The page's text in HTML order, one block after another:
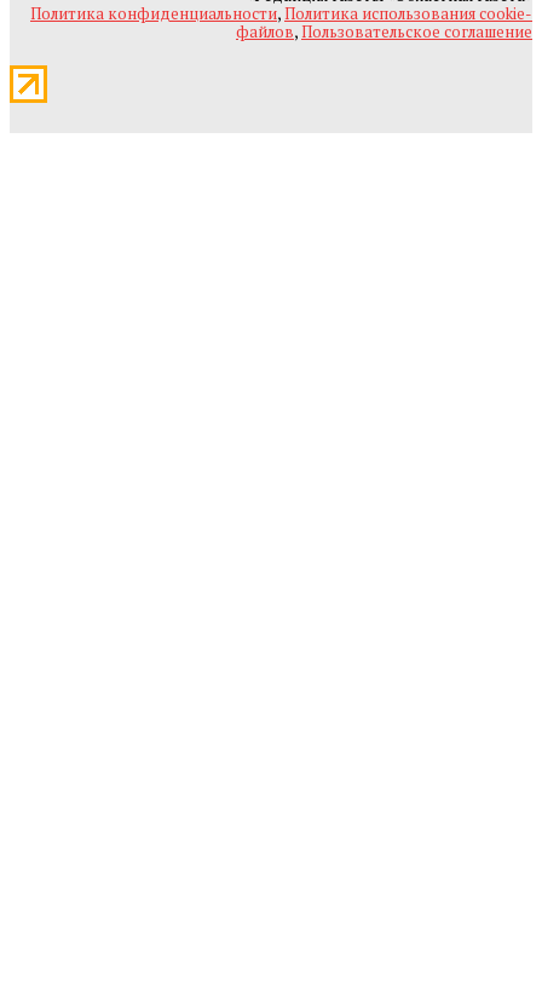
Политика конфиденциальности,Политика использования cookie-
файлов,Пользовательское соглашение